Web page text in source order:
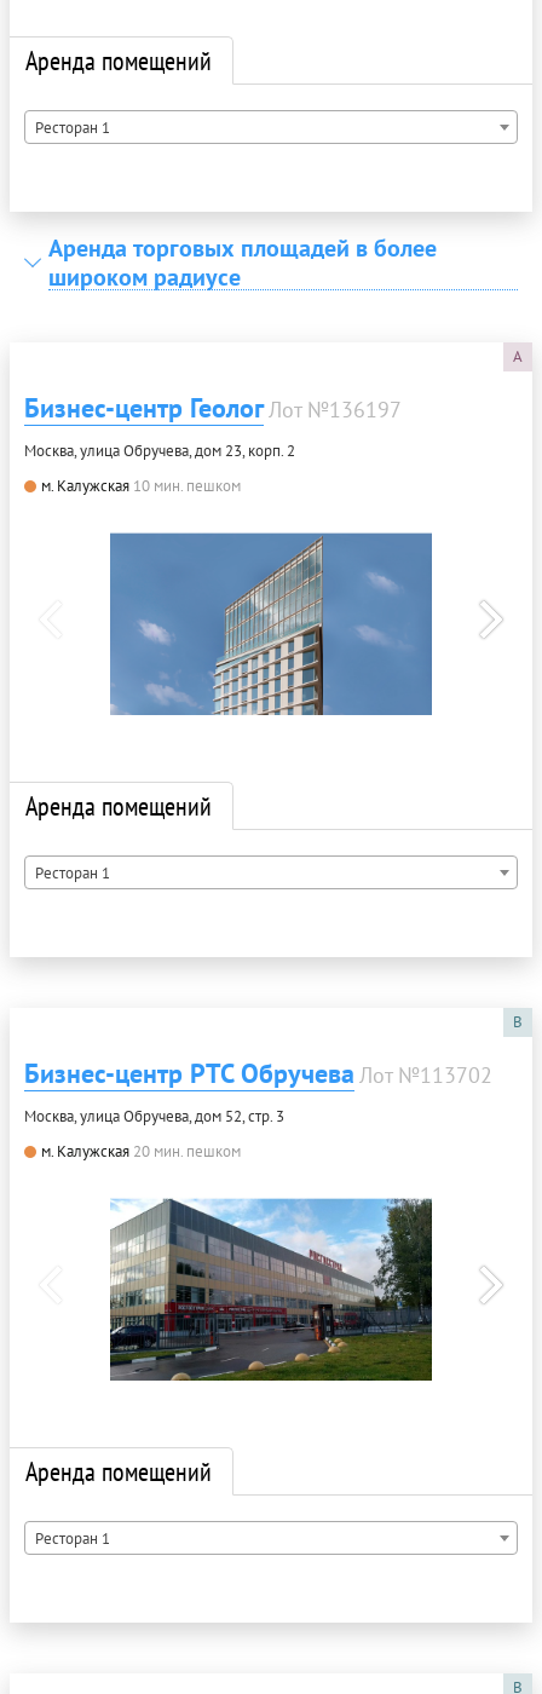
Аренда помещений
Ресторан 1
Аренда торговых площадей в более
широком радиусе
A
Бизнес-центр ГеологЛот №136197
Москва, улица Обручева, дом 23, корп. 2
м. Калужская 10 мин. пешком
Аренда помещений
Ресторан 1
B
Бизнес-центр РТС Обручева Лот №113702
Москва, улица Обручева, дом 52, стр. 3
м. Калужская 20 мин. пешком
Аренда помещений
Ресторан 1
B